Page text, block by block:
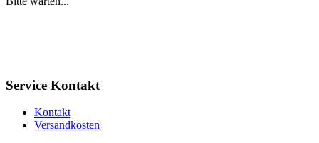
Service Kontakt
Kontakt
Versandkosten